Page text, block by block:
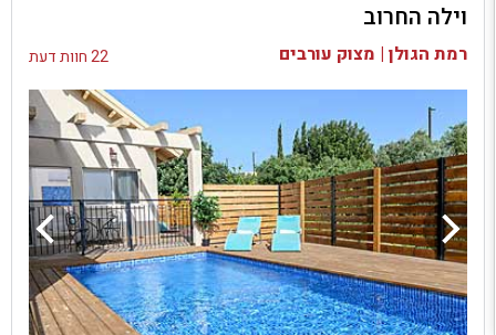
בדיקת זמינות ומחירים
וילה החרוב
רמת הגולן | מצוק עורבים 22 חוות דעת